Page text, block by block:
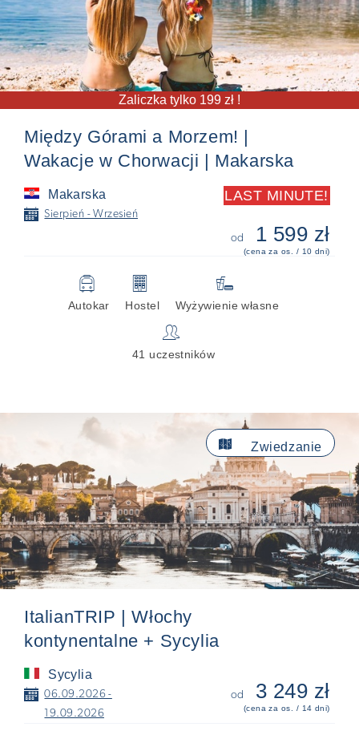
Zaliczka tylko 199 zł !
Między Górami a Morzem! |
Wakacje w Chorwacji | Makarska
Makarska
📅 Sierpień - Wrzesień
LAST MINUTE!
od 1 599 zł
(cena za os. / 10 dni)
🚍
Autokar
🏢
Hostel

Wyżywienie własne
👥
41 uczestników
Zwiedzanie

ItalianTRIP | Włochy
kontynentalne + Sycylia
Sycylia
📅 06.09.2026 -
19.09.2026
od 3 249 zł
(cena za os. / 14 dni)